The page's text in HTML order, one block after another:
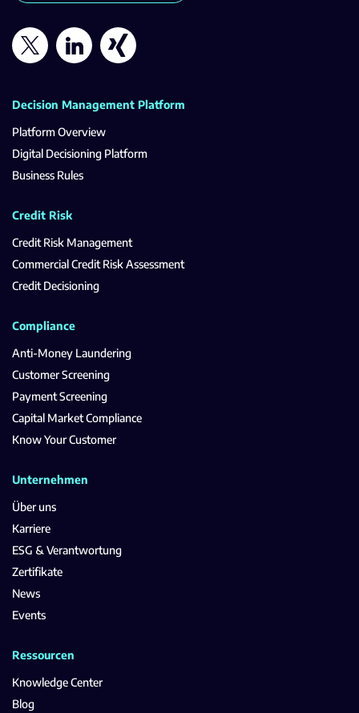
Decision Management Platform
Platform Overview
Digital Decisioning Platform
Business Rules
Credit Risk
Credit Risk Management
Commercial Credit Risk Assessment
Credit Decisioning
Compliance
Anti-Money Laundering
Customer Screening
Payment Screening
Capital Market Compliance
Know Your Customer
Unternehmen
Über uns
Karriere
ESG & Verantwortung
Zertifikate
News
Events
Ressourcen
Knowledge Center
Blog